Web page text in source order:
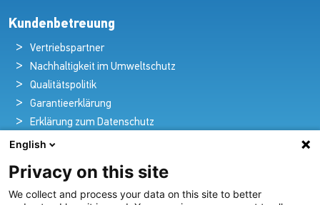
Kundenbetreuung
Vertriebspartner
Nachhaltigkeit im Umweltschutz
Qualitätspolitik
Garantieerklärung
Erklärung zum Datenschutz
Rechtlicher Hinweis
Pioniere in nautischer Brillanz und Innovation
English
Privacy on this site
We collect and process your data on this site to better